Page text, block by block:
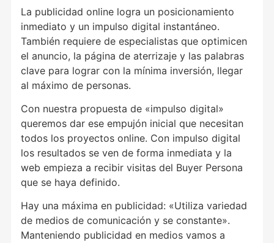
La publicidad online logra un posicionamiento
inmediato y un impulso digital instantáneo.
También requiere de especialistas que optimicen
el anuncio, la página de aterrizaje y las palabras
clave para lograr con la mínima inversión, llegar
al máximo de personas.
Con nuestra propuesta de «impulso digital»
queremos dar ese empujón inicial que necesitan
todos los proyectos online. Con impulso digital
los resultados se ven de forma inmediata y la
web empieza a recibir visitas del Buyer Persona
que se haya definido.
Hay una máxima en publicidad: «Utiliza variedad
de medios de comunicación y se constante».
Manteniendo publicidad en medios vamos a